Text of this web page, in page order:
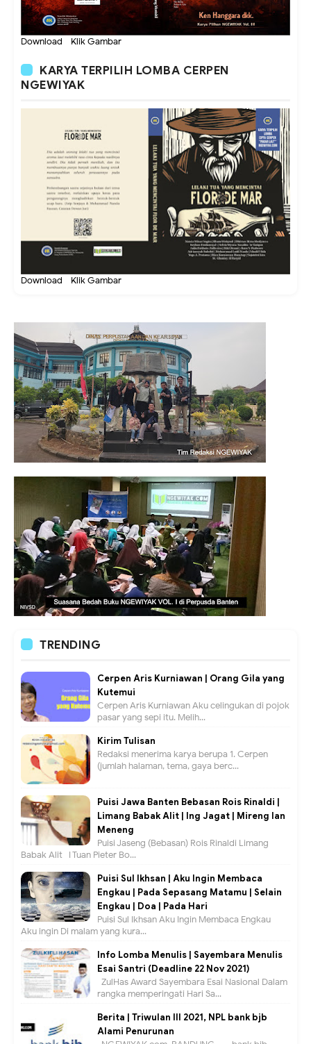
Download - Klik Gambar
KARYA TERPILIH LOMBA CERPEN
NGEWIYAK
Download - Klik Gambar
TRENDING
Cerpen Aris Kurniawan | Orang Gila yang
Kutemui
Cerpen Aris Kurniawan Aku celingukan di pojok
pasar yang sepi itu. Melih...
Kirim Tulisan
Redaksi menerima karya berupa 1. Cerpen
(jumlah halaman, tema, gaya berc...
Puisi Jawa Banten Bebasan Rois Rinaldi |
Limang Babak Alit | Ing Jagat | Mireng lan
Meneng
Puisi Jaseng (Bebasan) Rois Rinaldi Limang
Babak Alit I Tuan Pieter Bo...
Puisi Sul Ikhsan | Aku Ingin Membaca
Engkau | Pada Sepasang Matamu | Selain
Engkau | Doa | Pada Hari
Puisi Sul Ikhsan Aku Ingin Membaca Engkau
Aku ingin Di malam yang kura...
Info Lomba Menulis | Sayembara Menulis
Esai Santri (Deadline 22 Nov 2021)
ZulHas Award Sayembara Esai Nasional Dalam
rangka memperingati Hari Sa...
Berita | Triwulan III 2021, NPL bank bjb
Alami Penurunan